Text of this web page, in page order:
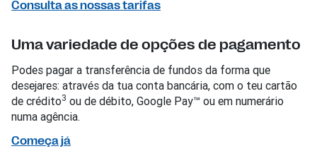
Consulta as nossas tarifas
Uma variedade de opções de pagamento
Podes pagar a transferência de fundos da forma que
desejares: através da tua conta bancária, com o teu cartão
de crédito3 ou de débito, Google Pay™ ou em numerário
numa agência.
Começa já